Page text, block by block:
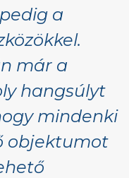
a
már a
hangsúlyt
mindenki
objektumot